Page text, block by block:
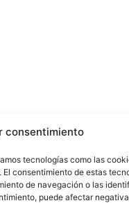
consentimiento
tecnologías como las
consentimiento de estas
de navegación o las
puede afectar